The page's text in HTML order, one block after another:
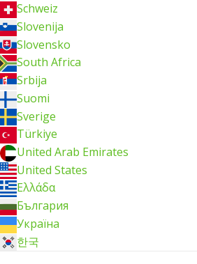
Schweiz
Slovenija
Slovensko
South Africa
Srbija
Suomi
Sverige
Türkiye
United Arab Emirates
United States
Ελλάδα
България
Україна
한국